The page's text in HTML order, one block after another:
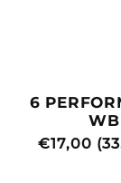
6 PERFORMANCE
WB
Редовна
€17,00